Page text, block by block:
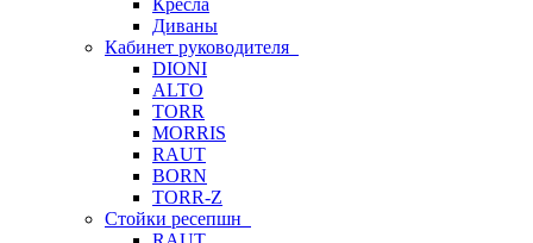
Кресла
Диваны
Кабинет руководителя
DIONI
ALTO
TORR
MORRIS
RAUT
BORN
TORR-Z
Стойки ресепшн